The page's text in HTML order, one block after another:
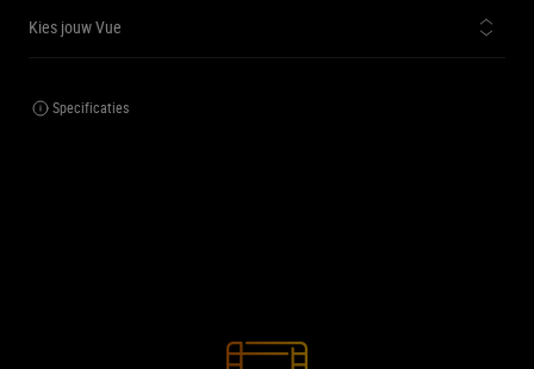
Kies jouw Vue
Specificaties